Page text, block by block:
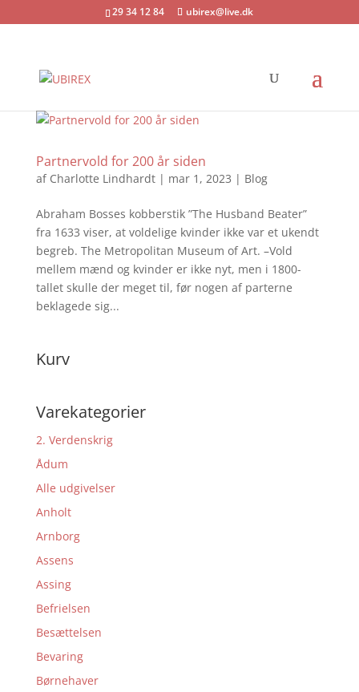
29 34 12 84 ubirex@live.dk
Partnervold for 200 år siden
af Charlotte Lindhardt| mar 1, 2023 | Blog
Abraham Bosses kobberstik ”The Husband Beater”
fra 1633 viser, at voldelige kvinder ikke var et ukendt
begreb. The Metropolitan Museum of Art. –Vold
mellem mænd og kvinder er ikke nyt, men i 1800-
tallet skulle der meget til, før nogen af parterne
beklagede sig...
Kurv
Varekategorier
2. Verdenskrig
Ådum
Alle udgivelser
Anholt
Arnborg
Assens
Assing
Befrielsen
Besættelsen
Bevaring
Børnehaver